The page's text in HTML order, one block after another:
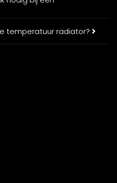
temperatuur radiator?